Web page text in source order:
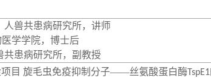
人兽共患病研究所，讲师
学学院，博士后
共患病研究所，副教授
目 旋毛虫免疫抑制分子——丝氨酸蛋白酶 TspE1